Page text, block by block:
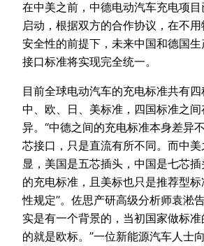
在中美之前，中德电动汽车充电项
启动，根据双方的合作协议，在不
安全性的前提下，未来中国和德国
接口标准将实现完全统一。
目前全球电动汽车的充电标准共有
中、欧、日、美标准，四国标准之
异。“中德之间的充电标准本身差异
芯接口，只是直流有所不同。而中
显，美国是五芯插头，中国是七芯
的充电标准，且美标也只是推荐型
性规定”。佐思产研高级分析师袁淞
实是有一个背景的，当初国家做标
的就是欧标。”一位新能源汽车人士